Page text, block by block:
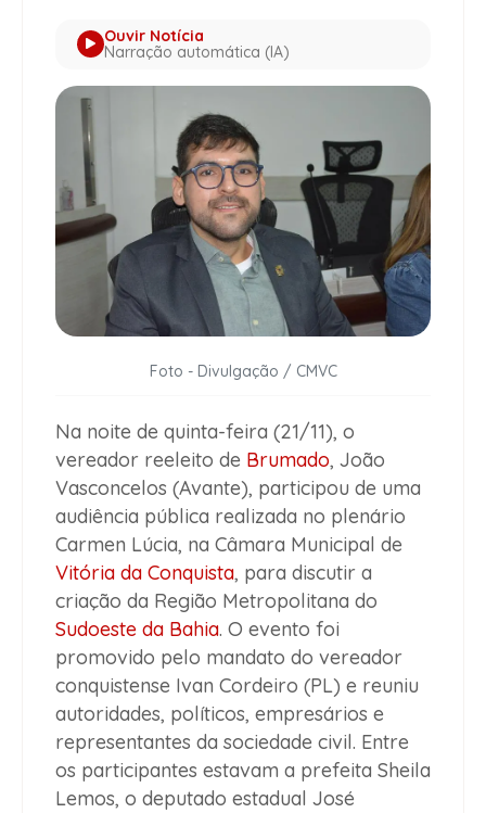
Ouvir Notícia
Narração automática (IA)
Foto - Divulgação / CMVC
Na noite de quinta-feira (21/11), o
vereador reeleito de Brumado, João
Vasconcelos (Avante), participou de uma
audiência pública realizada no plenário
Carmen Lúcia, na Câmara Municipal de
Vitória da Conquista, para discutir a
criação da Região Metropolitana do
Sudoeste da Bahia. O evento foi
promovido pelo mandato do vereador
conquistense Ivan Cordeiro (PL) e reuniu
autoridades, políticos, empresários e
representantes da sociedade civil. Entre
os participantes estavam a prefeita Sheila
Lemos, o deputado estadual José